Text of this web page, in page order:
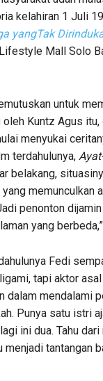
kelahiran 1 Juli
yangTak
Mall Solo
untuk
Kuntz Agus itu,
menyukai
terdahulunya,
belakang,
memunculkan
penonton
yang
Fedi
tapi aktor
dalam mendalami
Punya satu istri
ini dua. Tahu
menjadi tantangan